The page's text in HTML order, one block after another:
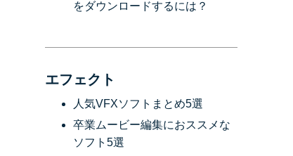
をダウンロードするには？
エフェクト
人気VFXソフトまとめ5選
卒業ムービー編集におススメな
ソフト5選